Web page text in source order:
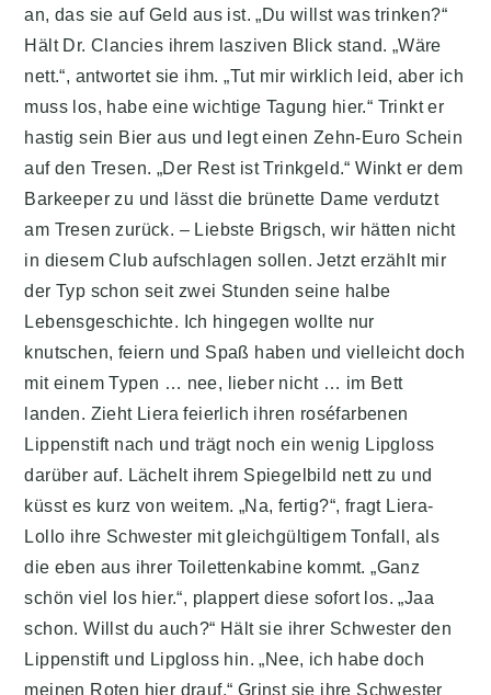
an, das sie auf Geld aus ist. „Du willst was trinken?“
Hält Dr. Clancies ihrem lasziven Blick stand. „Wäre
nett.“, antwortet sie ihm. „Tut mir wirklich leid, aber ich
muss los, habe eine wichtige Tagung hier.“ Trinkt er
hastig sein Bier aus und legt einen Zehn-Euro Schein
auf den Tresen. „Der Rest ist Trinkgeld.“ Winkt er dem
Barkeeper zu und lässt die brünette Dame verdutzt
am Tresen zurück. – Liebste Brigsch, wir hätten nicht
in diesem Club aufschlagen sollen. Jetzt erzählt mir
der Typ schon seit zwei Stunden seine halbe
Lebensgeschichte. Ich hingegen wollte nur
knutschen, feiern und Spaß haben und vielleicht doch
mit einem Typen … nee, lieber nicht … im Bett
landen. Zieht Liera feierlich ihren roséfarbenen
Lippenstift nach und trägt noch ein wenig Lipgloss
darüber auf. Lächelt ihrem Spiegelbild nett zu und
küsst es kurz von weitem. „Na, fertig?“, fragt Liera-
Lollo ihre Schwester mit gleichgültigem Tonfall, als
die eben aus ihrer Toilettenkabine kommt. „Ganz
schön viel los hier.“, plappert diese sofort los. „Jaa
schon. Willst du auch?“ Hält sie ihrer Schwester den
Lippenstift und Lipgloss hin. „Nee, ich habe doch
meinen Roten hier drauf.“ Grinst sie ihre Schwester